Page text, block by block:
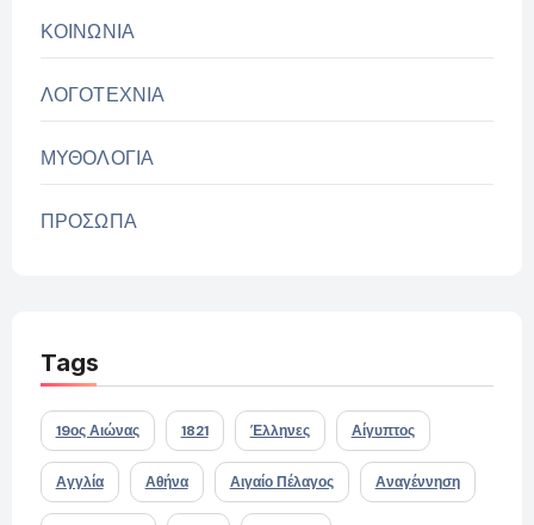
ΚΟΙΝΩΝΙΑ
ΛΟΓΟΤΕΧΝΙΑ
ΜΥΘΟΛΟΓΙΑ
ΠΡΟΣΩΠΑ
Tags
19ος Αιώνας 1821 Έλληνες Αίγυπτος
Αγγλία Αθήνα Αιγαίο Πέλαγος Αναγέννηση